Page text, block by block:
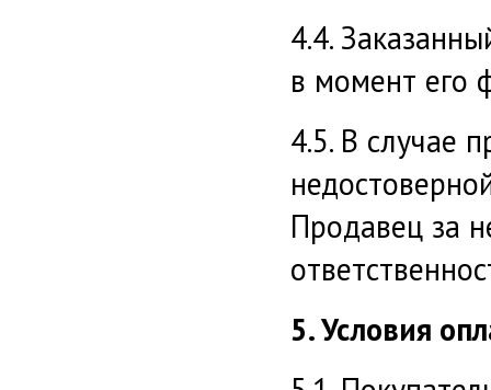
4.4.
в момент его
4.5. В случае
Продавец за
5. Условия